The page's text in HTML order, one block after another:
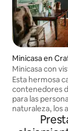
Minicasa en
Minicasa con
las colinas
Esta hermosa
contenedores
para las
naturaleza, los
campo. Esta
diseñada